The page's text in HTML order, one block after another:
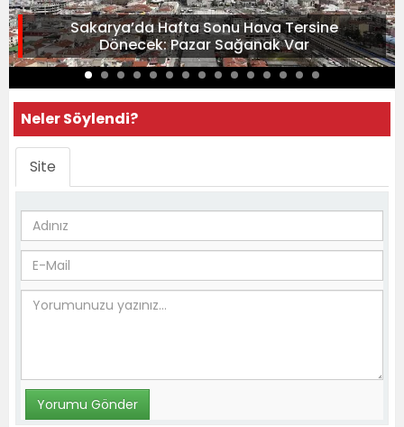
Sakarya’da Hafta Sonu Hava Tersine
Dönecek: Pazar Sağanak Var
Neler Söylendi?
Site